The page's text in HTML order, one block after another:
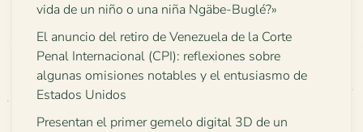
vida de un niño o una niña Ngäbe-Buglé?»
El anuncio del retiro de Venezuela de la Corte
Penal Internacional (CPI): reflexiones sobre
algunas omisiones notables y el entusiasmo de
Estados Unidos
Presentan el primer gemelo digital 3D de un